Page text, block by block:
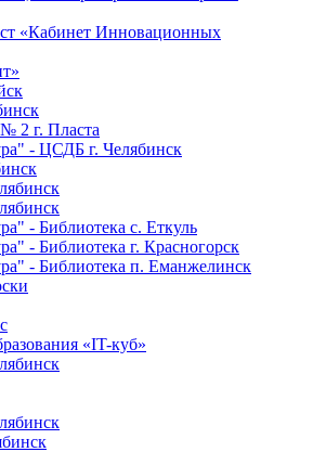
«Кабинет Инновационных
2 г. Пласта
- ЦСДБ г. Челябинск
- Библиотека с. Еткуль
- Библиотека г. Красногорск
- Библиотека п. Еманжелинск
«IT-куб»